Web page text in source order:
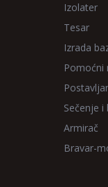
Izolater
Tesar
Izrada
Pomoćni
Sečenje i
Armirač
Bravar-